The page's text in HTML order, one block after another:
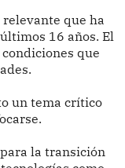
que ha
16 años. El
que
un tema crítico
la transición